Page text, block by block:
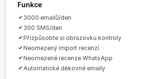
Funkce
3000 emailů/den
300 SMS/den
Přizpůsobte si obrazovku kontroly
Neomezený import recenzí
Neomezené recenze WhatsApp
Automatické děkovné emaily